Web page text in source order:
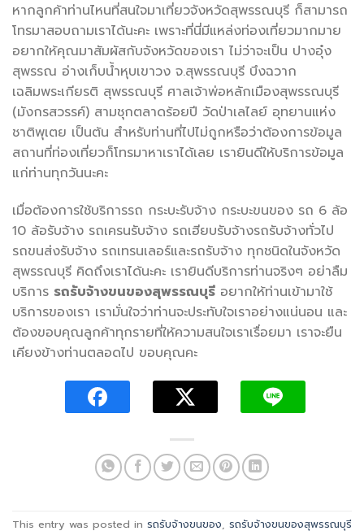
หากลูกค้าท่านไหนที่สนใจมาเที่ยวจังหวัดสุพรรณบุรี ก็สามารถ
โทรมาสอบถามเราได้นะคะ เพราะที่นี่มีแหล่งท่องเที่ยวมากมาย
อยากให้คุณมาสัมผัสกับจังหวัดของเรา ไม่ว่าจะเป็น ปางอุ๋ง
สุพรรณ อ่างเก็บน้ำหุบเขาวง จ.สุพรรณบุรี บึงฉวาก
เฉลิมพระเกียรติ สุพรรณบุรี ศาลเจ้าพ่อหลักเมืองสุพรรณบุรี
(มังกรสวรรค์) สามชุกตลาดร้อยปี วัดป่าเลไลย์ อุทยานแห่ง
ชาติพุเตย เป็นต้น สำหรับท่านที่ไปไม่ถูกหรือว่าต้องการข้อมูล
สถานที่ท่องเที่ยวก็โทรมาหาเราได้เลย เรายินดีให้บริการข้อมูล
แก่ท่านทุกวันนะคะ
เมื่อต้องการใช้บริการรถ กระบะรับจ้าง กระบะขนของ รถ 6 ล้อ
10 ล้อรับจ้าง รถเครนรับจ้าง รถเฮียบรับจ้างรถรับจ้างทั่วไป
รถขนส่งรับจ้าง รถเทรนเลอร์และรถรับจ้าง ทุกชนิดในจังหวัด
สุพรรณบุรี คิดถึงเราได้นะคะ เรายินดีบริการท่านจริงๆ อย่าลืม
บริการ รถรับจ้างขนของสุพรรณบุรี อยากให้ท่านเข้ามาใช้
บริการของเรา เรามั่นใจว่าท่านจะประทับใจเราอย่างแน่นอน และ
ต้องขอบคุณลูกค้าทุกรายที่ให้ความสนใจเราเรื่อยมา เราจะยืน
เคียงข้างท่านตลอดไป ขอบคุณคะ
This entry was posted in รถรับจ้างขนของ, รถรับจ้างขนของสุพรรณบุรี